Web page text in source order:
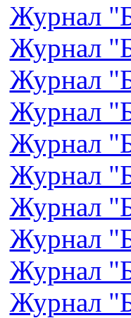
Журнал
Журнал
Журнал
Журнал
Журнал
Журнал
Журнал
Журнал
Журнал
Журнал